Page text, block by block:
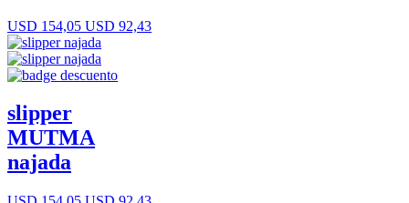
USD 154,05 USD 92,43
slipper
MUTMA
najada